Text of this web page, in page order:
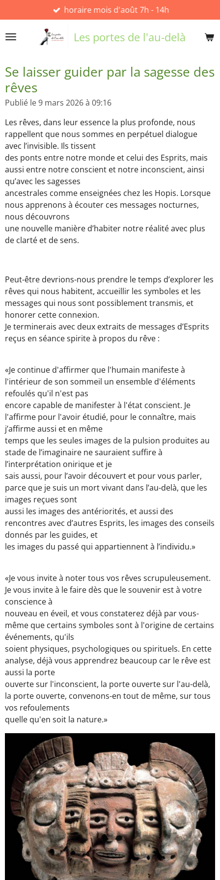
au
contenu
Les portes de l'au-delà
horaire mois d'août 7h - 14h
Se laisser guider par la sagesse des
rêves
Publié le 9 mars 2026 à 09:16
Les rêves, dans leur essence la plus profonde, nous
rappellent que nous sommes en perpétuel dialogue
avec l’invisible. Ils tissent
des ponts entre notre monde et celui des Esprits, mais
aussi entre notre conscient et notre inconscient, ainsi
qu’avec les sagesses
ancestrales comme enseignées chez les Hopis. Lorsque
nous apprenons à écouter ces messages nocturnes,
nous découvrons
une nouvelle manière d’habiter notre réalité avec plus
de clarté et de sens.
Peut-être devrions-nous prendre le temps d’explorer les
rêves qui nous habitent, accueillir les symboles et les
messages qui nous sont possiblement transmis, et
honorer cette connexion.
Je terminerais avec deux extraits de messages d’Esprits
reçus en séance spirite à propos du rêve :
«Je continue d'affirmer que l'humain manifeste à
l'intérieur de son sommeil un ensemble d'éléments
refoulés qu'il n'est pas
encore capable de manifester à l'état conscient. Je
l'affirme pour l'avoir étudié, pour le connaître, mais
j’affirme aussi et en même
temps que les seules images de la pulsion produites au
stade de l’imaginaire ne sauraient suffire à
l’interprétation onirique et je
sais aussi, pour l’avoir découvert et pour vous parler,
parce que je suis un mort vivant dans l’au-delà, que les
images reçues sont
aussi les images des antériorités, et aussi des
rencontres avec d’autres Esprits, les images des conseils
donnés par les guides, et
les images du passé qui appartiennent à l’individu.»
«Je vous invite à noter tous vos rêves scrupuleusement.
Je vous invite à le faire dès que le souvenir est à votre
conscience à
nouveau en éveil, et vous constaterez déjà par vous-
même que certains symboles sont à l'origine de certains
événements, qu'ils
soient physiques, psychologiques ou spirituels. En cette
analyse, déjà vous apprendrez beaucoup car le rêve est
aussi la porte
ouverte sur l'inconscient, la porte ouverte sur l'au-delà,
la porte ouverte, convenons-en tout de même, sur tous
vos refoulements
quelle qu'en soit la nature.»